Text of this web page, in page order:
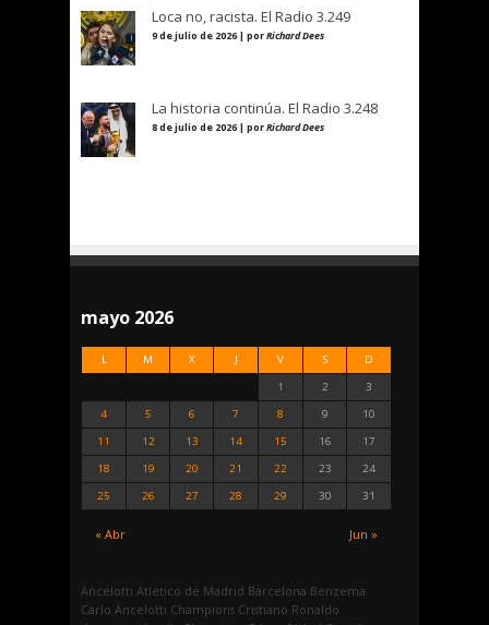
Loca no, racista. El Radio 3.249
9 de julio de 2026 | porRichard Dees
La historia continúa. El Radio 3.248
8 de julio de 2026 | porRichard Dees
mayo 2026
L M X J V S D
« Abr Jun »
1 2
3
4
5 6 7 8 9
10
11
12 13 14 15 16
17
18
19 20 21 22 23
24
25
26 27 28 29 30 31
Ancelotti Atletico de Madrid Barcelona Benzema
Carlo Ancelotti Champions Cristiano Ronaldo